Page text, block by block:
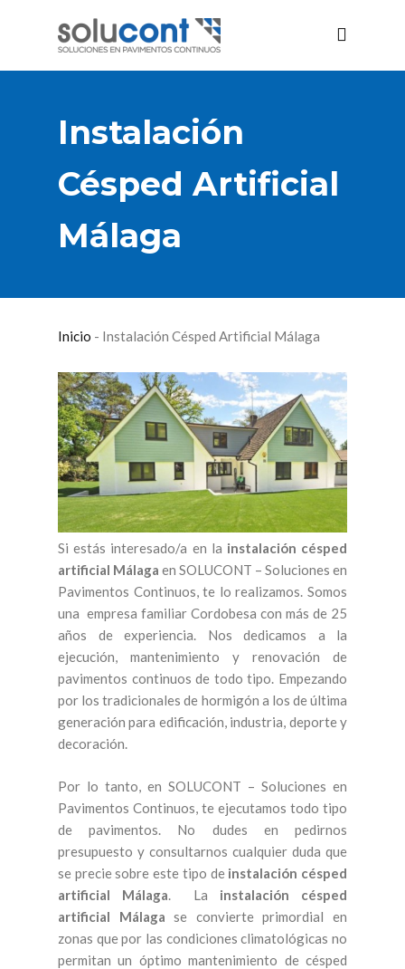
Instalación
Césped Artificial
Málaga
Inicio - Instalación Césped Artificial Málaga
Si estás interesado/a en la instalación césped
artificial Málaga en SOLUCONT – Soluciones en
Pavimentos Continuos, te lo realizamos. Somos
una empresa familiar Cordobesa con más de 25
años de experiencia. Nos dedicamos a la
ejecución, mantenimiento y renovación de
pavimentos continuos de todo tipo. Empezando
por los tradicionales de hormigón a los de última
generación para edificación, industria, deporte y
decoración.
Por lo tanto, en SOLUCONT – Soluciones en
Pavimentos Continuos, te ejecutamos todo tipo
de pavimentos. No dudes en pedirnos
presupuesto y consultarnos cualquier duda que
se precie sobre este tipo de instalación césped
artificial Málaga. La instalación césped
artificial Málaga se convierte primordial en
zonas que por las condiciones climatológicas no
permitan un óptimo mantenimiento de césped